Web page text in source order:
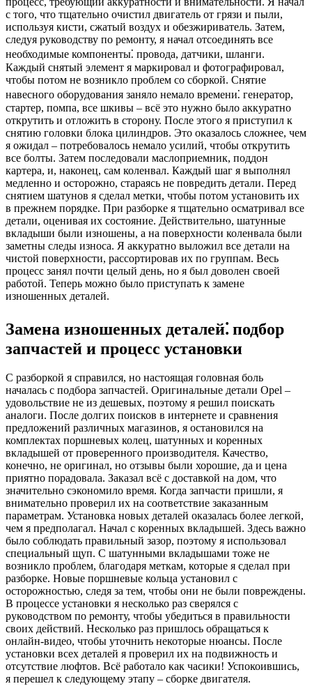
с того, что тщательно очистил двигатель от грязи и пыли,
используя кисти, сжатый воздух и обезжириватель. Затем,
следуя руководству по ремонту, я начал отсоединять все
необходимые компоненты⁚ провода, датчики, шланги.
Каждый снятый элемент я маркировал и фотографировал,
чтобы потом не возникло проблем со сборкой. Снятие
навесного оборудования заняло немало времени⁚ генератор,
стартер, помпа, все шкивы – всё это нужно было аккуратно
открутить и отложить в сторону. После этого я приступил к
снятию головки блока цилиндров. Это оказалось сложнее, чем
я ожидал – потребовалось немало усилий, чтобы открутить
все болты. Затем последовали маслоприемник, поддон
картера, и, наконец, сам коленвал. Каждый шаг я выполнял
медленно и осторожно, стараясь не повредить детали. Перед
снятием шатунов я сделал метки, чтобы потом установить их
в прежнем порядке. При разборке я тщательно осматривал все
детали, оценивая их состояние. Действительно, шатунные
вкладыши были изношены, а на поверхности коленвала были
заметны следы износа. Я аккуратно выложил все детали на
чистой поверхности, рассортировав их по группам. Весь
процесс занял почти целый день, но я был доволен своей
работой. Теперь можно было приступать к замене
изношенных деталей.
Замена изношенных деталей⁚ подбор
запчастей и процесс установки
С разборкой я справился, но настоящая головная боль
началась с подбора запчастей. Оригинальные детали Opel –
удовольствие не из дешевых, поэтому я решил поискать
аналоги. После долгих поисков в интернете и сравнения
предложений различных магазинов, я остановился на
комплектах поршневых колец, шатунных и коренных
вкладышей от проверенного производителя. Качество,
конечно, не оригинал, но отзывы были хорошие, да и цена
приятно порадовала. Заказал всё с доставкой на дом, что
значительно сэкономило время. Когда запчасти пришли, я
внимательно проверил их на соответствие заказанным
параметрам. Установка новых деталей оказалась более легкой,
чем я предполагал. Начал с коренных вкладышей. Здесь важно
было соблюдать правильный зазор, поэтому я использовал
специальный щуп. С шатунными вкладышами тоже не
возникло проблем, благодаря меткам, которые я сделал при
разборке. Новые поршневые кольца установил с
осторожностью, следя за тем, чтобы они не были повреждены.
В процессе установки я несколько раз сверялся с
руководством по ремонту, чтобы убедиться в правильности
своих действий. Несколько раз пришлось обращаться к
онлайн-видео, чтобы уточнить некоторые нюансы. После
установки всех деталей я проверил их на подвижность и
отсутствие люфтов. Всё работало как часики! Успокоившись,
я перешел к следующему этапу – сборке двигателя.